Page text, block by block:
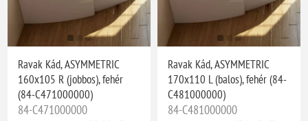
Ravak Kád, ASYMMETRIC
160x105 R (jobbos), fehér
(84-C471000000)
84-C471000000
Ravak Kád, ASYMMETRIC
170x110 L (balos), fehér (84-
C481000000)
84-C481000000